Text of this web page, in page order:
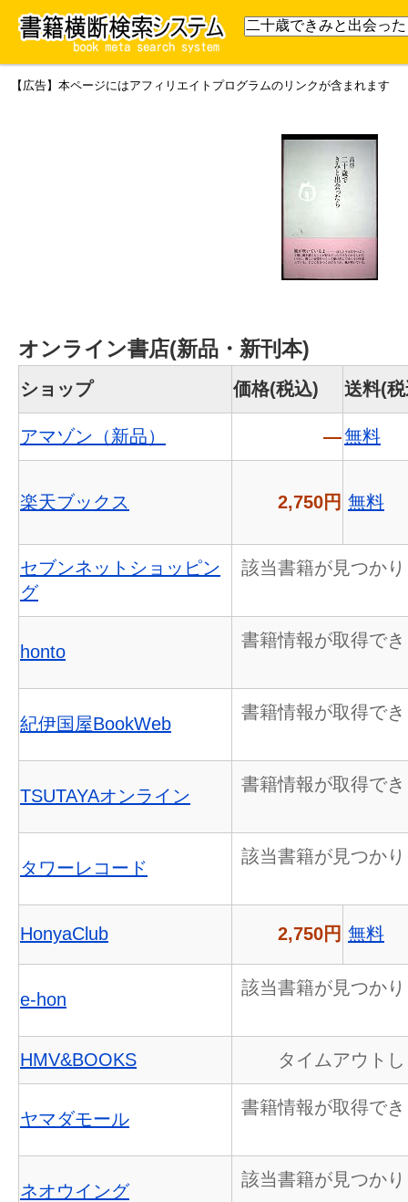
【広告】本ページにはアフィリエイトプログラムのリンクが含まれます
オンライン書店(新品・新刊本)
ショップ 価格(税込) 送料(
アマゾン（新品） ―無料
楽天ブックス 2,750円 無料
セブンネットショッピン
グ
該当書籍が見つか
honto
書籍情報が取得で
紀伊国屋BookWeb
書籍情報が取得で
TSUTAYAオンライン
書籍情報が取得で
タワーレコード
該当書籍が見つか
HonyaClub 2,750円 無料
e-hon
該当書籍が見つか
HMV&BOOKS タイムアウト
ヤマダモール
書籍情報が取得で
ネオウイング
該当書籍が見つか